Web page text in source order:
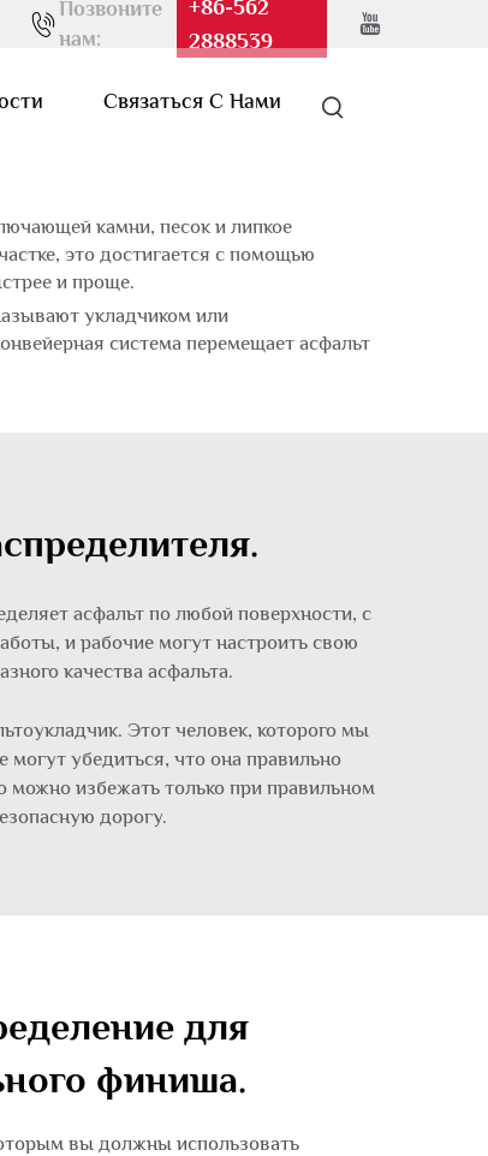
Позвоните
нам:
+86-562
2888539
Связаться С Нами
камни, песок и липкое
это достигается с помощью
и проще.
укладчиком или
система перемещает асфальт
асфальт по любой поверхности, с
и рабочие могут настроить свою
качества асфальта.
Этот человек, которого мы
убедиться, что она правильно
можно избежать только при правильном
дорогу.
для
финиша.
вы должны использовать